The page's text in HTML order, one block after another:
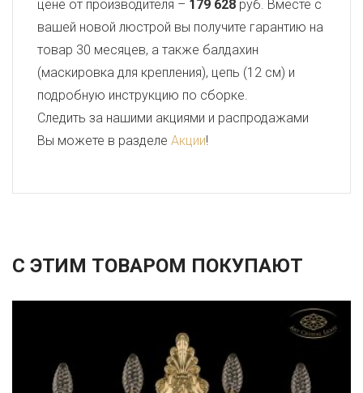
цене от производителя – 179 628 руб. Вместе с
вашей новой люстрой вы получите гарантию на
товар 30 месяцев, а также балдахин
(маскировка для крепления), цепь (12 см) и
подробную инструкцию по сборке.
Следить за нашими акциями и распродажами
Вы можете в разделе Акции!
С ЭТИМ ТОВАРОМ ПОКУПАЮТ